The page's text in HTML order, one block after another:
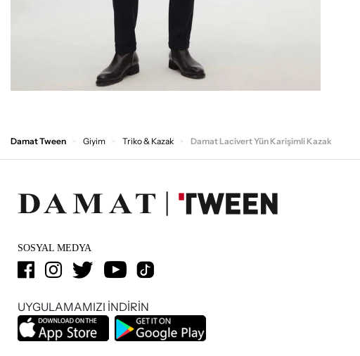
Damat Tween Giyim Triko & Kazak Damat Lacivert Yün Karişimli Kazak
SOSYAL MEDYA
UYGULAMAMIZI İNDİRİN